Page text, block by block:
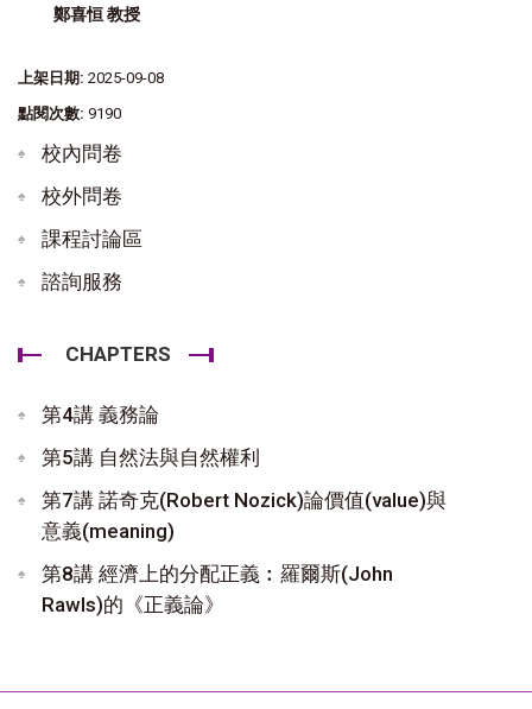
鄭喜恒 教授
上架日期: 2025-09-08
點閱次數: 9190
校內問卷
校外問卷
課程討論區
諮詢服務
CHAPTERS
第4講 義務論
第5講 自然法與自然權利
第7講 諾奇克(Robert Nozick)論價值(value)與
意義(meaning)
第8講 經濟上的分配正義︰羅爾斯(John
Rawls)的《正義論》